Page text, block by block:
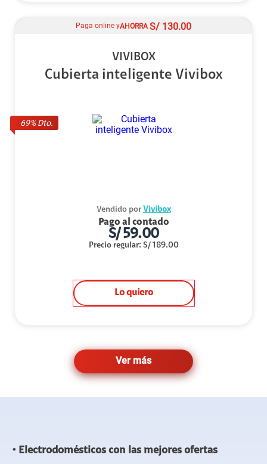
69% Dto.
Paga online yAHORRA S/ 130.00
VIVIBOX
Cubierta inteligente Vivibox
Vendido por Vivibox
Pago al contado
S/59.00
Precio regular: S/ 189.00
Lo quiero
Ver más
Electrodomésticos con las mejores ofertas